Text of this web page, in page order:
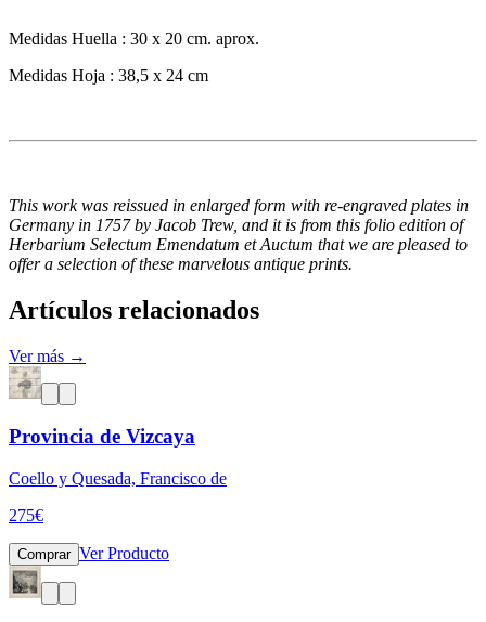
Medidas Huella : 30 x 20 cm. aprox.
Medidas Hoja : 38,5 x 24 cm
This work was reissued in enlarged form with re-engraved plates in
Germany in 1757 by Jacob Trew, and it is from this folio edition of
Herbarium Selectum Emendatum et Auctum that we are pleased to
offer a selection of these marvelous antique prints.
Artículos relacionados
Ver más →
Provincia de Vizcaya
Coello y Quesada, Francisco de
275€
Comprar Ver Producto